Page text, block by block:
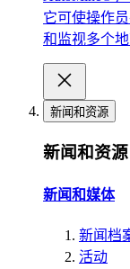
它可使操作
和监视多个
新闻和资源
新闻和资源
新闻和媒体
新闻档
活动